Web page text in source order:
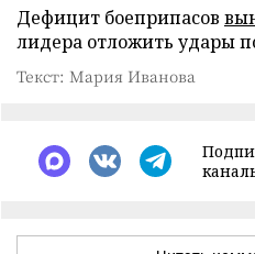
Дефицит боеприпасов
лидера отложить удары
Текст: Мария Иванова